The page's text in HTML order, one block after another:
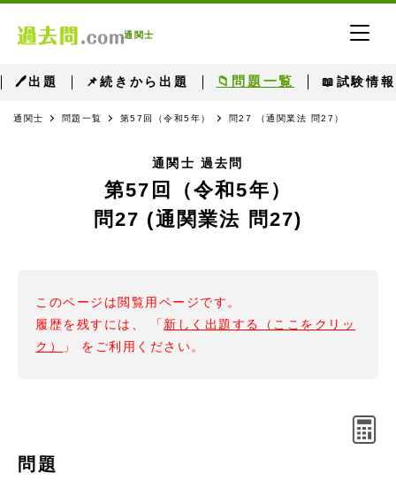
通関士
🖊出題 📌続きから出題 📁問題一覧 📖試験情報
通関士 問題一覧 第57回（令和5年） 問27 （通関業法 問27）
通関士 過去問
第57回（令和5年）
問27 (通関業法 問27)
このページは閲覧用ページです。
履歴を残すには、 「 新しく出題する（ここをクリッ
ク）
」 をご利用ください。
問題